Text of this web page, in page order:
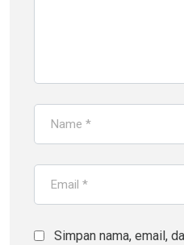
Simpan nama, email,